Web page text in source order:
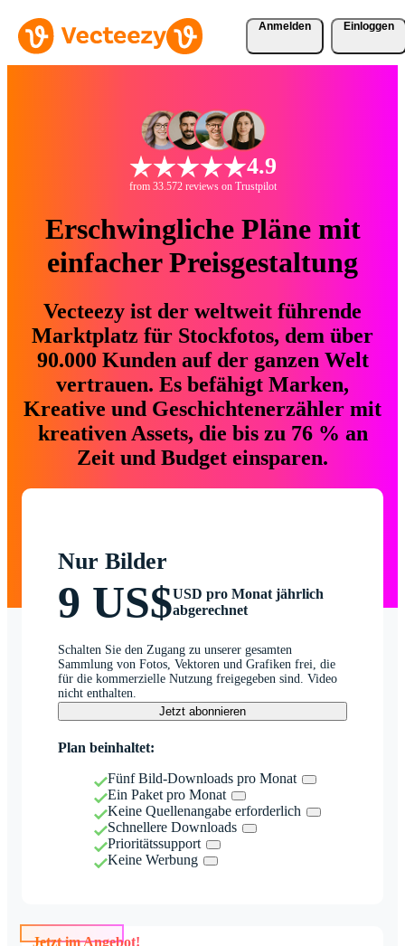
Anmelden Einloggen
4.9
from 33.572 reviews on Trustpilot
Erschwingliche Pläne mit
einfacher Preisgestaltung
Vecteezy ist der weltweit führende
Marktplatz für Stockfotos, dem über
90.000 Kunden auf der ganzen Welt
vertrauen. Es befähigt Marken,
Kreative und Geschichtenerzähler mit
kreativen Assets, die bis zu 76 % an
Zeit und Budget einsparen.
Nur Bilder
9 US$USD pro Monat jährlich
abgerechnet
Schalten Sie den Zugang zu unserer gesamten
Sammlung von Fotos, Vektoren und Grafiken frei, die
für die kommerzielle Nutzung freigegeben sind. Video
nicht enthalten.
Jetzt abonnieren
Plan beinhaltet:
Fünf Bild-Downloads pro Monat
Ein Paket pro Monat
Keine Quellenangabe erforderlich
Schnellere Downloads
Prioritätssupport
Keine Werbung
Jetzt im Angebot!